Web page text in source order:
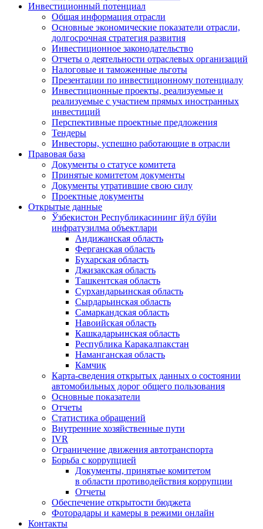
Инвестиционный потенциал
Общая информация отрасли
Основные экономические показатели отрасли,
долгосрочная стратегия развития
Инвестиционное законодательство
Отчеты о деятельности отраслевых организаций
Налоговые и таможенные льготы
Презентации по инвестиционному потенциалу
Инвестиционные проекты, реализуемые и
реализуемые с участием прямых иностранных
инвестиций
Перспективные проектные предложения
Тендеры
Инвесторы, успешно работающие в отрасли
Правовая база
Документы о статусе комитета
Принятые комитетом документы
Документы утратившие свою силу
Проектные документы
Открытые данные
Ўзбекистон Республикасининг йўл бўйи
инфратузилма объектлари
Андижанская область
Ферганская область
Бухарская область
Джизакская область
Ташкентская область
Сурхандарьинская область
Сырдарьинская область
Самаркандская область
Навоийская область
Кашкадарьинская область
Республика Каракалпакстан
Наманганская область
Камчик
Карта-сведения открытых данных о состоянии
автомобильных дорог общего пользования
Основные показатели
Отчеты
Статистика обращений
Внутренние хозяйственные пути
IVR
Ограничение движения автотранспорта
Борьба с коррупцией
Документы, принятые комитетом
в области противодействия коррупции
Отчеты
Обеспечение открытости бюджета
Фоторадары и камеры в режими онлайн
Контакты